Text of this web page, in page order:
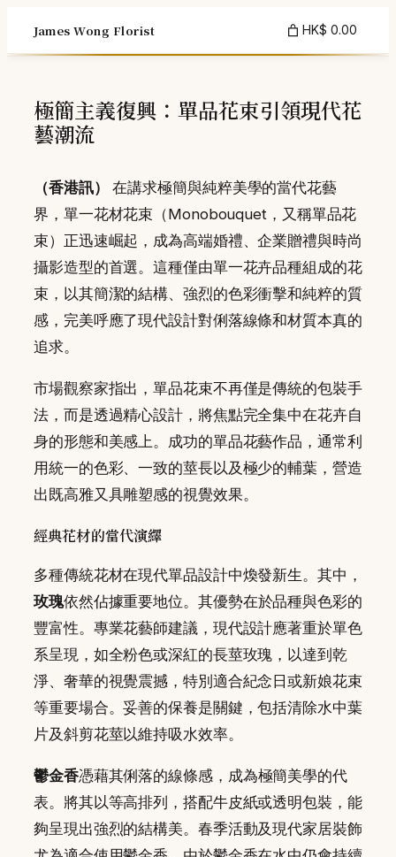
content
James Wong Florist HK$ 0.00
極簡主義復興：單品花束引領現代花
藝潮流
（香港訊）
在講求極簡與純粹美學的當代花藝
界，單一花材花束（Monobouquet，又稱單品花
束）正迅速崛起，成為高端婚禮、企業贈禮與時尚
攝影造型的首選。這種僅由單一花卉品種組成的花
束，以其簡潔的結構、強烈的色彩衝擊和純粹的質
感，完美呼應了現代設計對俐落線條和材質本真的
追求。
市場觀察家指出，單品花束不再僅是傳統的包裝手
法，而是透過精心設計，將焦點完全集中在花卉自
身的形態和美感上。成功的單品花藝作品，通常利
用統一的色彩、一致的莖長以及極少的輔葉，營造
出既高雅又具雕塑感的視覺效果。
經典花材的當代演繹
多種傳統花材在現代單品設計中煥發新生。其中，
玫瑰依然佔據重要地位。其優勢在於品種與色彩的
豐富性。專業花藝師建議，現代設計應著重於單色
系呈現，如全粉色或深紅的長莖玫瑰，以達到乾
淨、奢華的視覺震撼，特別適合紀念日或新娘花束
等重要場合。妥善的保養是關鍵，包括清除水中葉
片及斜剪花莖以維持吸水效率。
鬱金香憑藉其俐落的線條感，成為極簡美學的代
表。將其以等高排列，搭配牛皮紙或透明包裝，能
夠呈現出強烈的結構美。春季活動及現代家居裝飾